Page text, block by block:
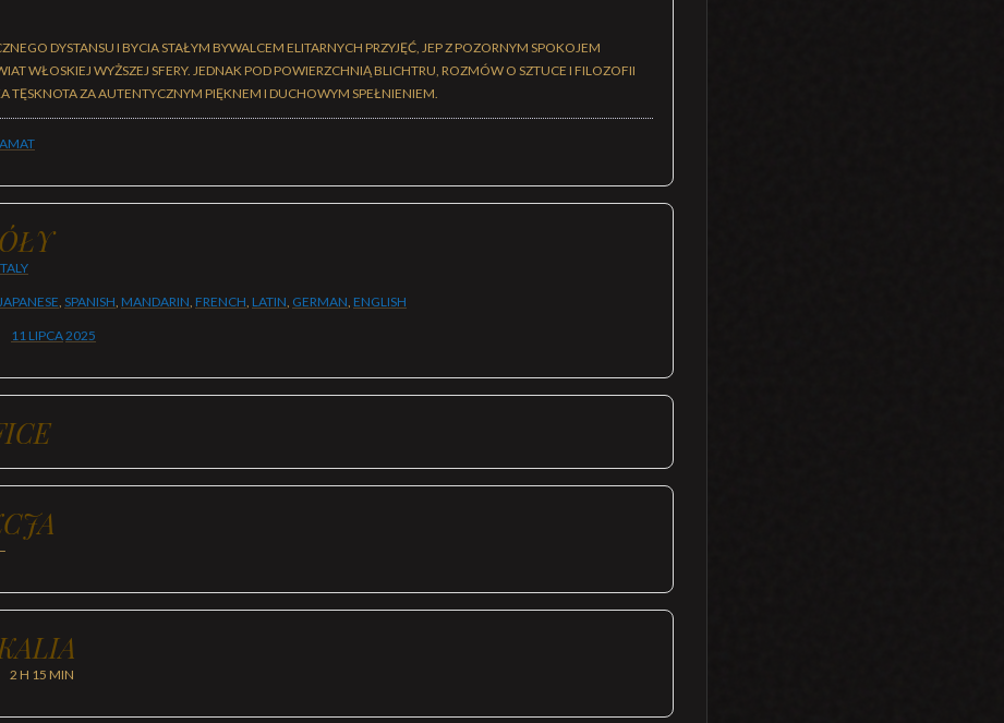
DYSTANSU I BYCIA STAŁYM BYWALCEM ELITARNYCH PRZYJĘĆ, JEP Z POZORNYM SPOKOJEM
WŁOSKIEJ WYŻSZEJ SFERY. JEDNAK POD POWIERZCHNIĄ BLICHTRU, ROZMÓW O SZTUCE I FILOZOFII
TĘSKNOTA ZA AUTENTYCZNYM PIĘKNEM I DUCHOWYM SPEŁNIENIEM.
, SPANISH, MANDARIN, FRENCH, LATIN, GERMAN, ENGLISH
11 LIPCA2025
2 H 15 MIN